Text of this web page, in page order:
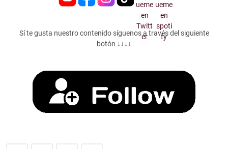
Sí te gusta nuestro contenido síguenos a través del siguiente
botón ↓↓↓↓